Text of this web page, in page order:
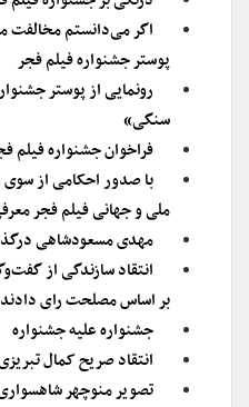
اگر می‌دانستم مخالفت
پوستر جشنواره فیلم فجر
سنگی»
فراخوان جشنواره فیلم فجر ۴۴
با صدور احکامی از سوی
ملی و جهانی فیلم فجر
مهدی مسعودشاهی
انتقاد سازندگی از
بر اساس مصلحت رای
جشنواره علیه جشنواره
انتقاد صریح کمال
تصویر منوچهر شاهسواری و